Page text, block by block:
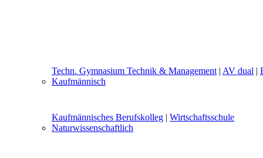
Techn. Gymnasium Technik & Management | AV dual |
Kaufmännisch
Kaufmännisches Berufskolleg | Wirtschaftsschule
Naturwissenschaftlich